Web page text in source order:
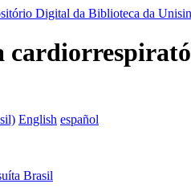
Digital da Biblioteca da
English español
Brasil